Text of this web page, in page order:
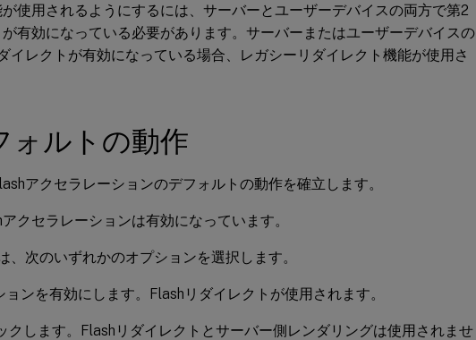
使用されるようにするには、サーバーとユーザーデバイスの両方で第2
有効になっている必要があります。サーバーまたはユーザーデバイスの
イレクトが有効になっている場合、レガシーリダイレクト機能が使用さ
ォルトの動作
アクセラレーションのデフォルトの動作を確立します。
クセラレーションは有効になっています。
、次のいずれかのオプションを選択します。
ンを有効にします。Flashリダイレクトが使用されます。
クします。Flashリダイレクトとサーバー側レンダリングは使用されませ